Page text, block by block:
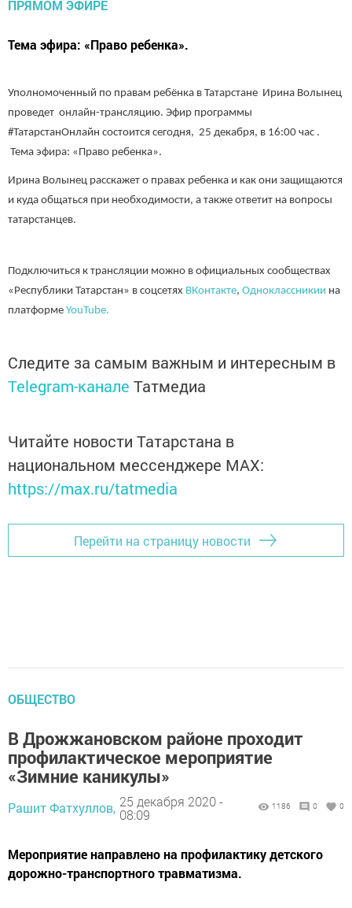
Тема эфира: «Право ребенка».
Уполномоченный по правам ребёнка в Татарстане Ирина Волынец
проведет онлайн-трансляцию. Эфир программы
#ТатарстанОнлайн состоится сегодня, 25 декабря, в 16:00 час .
Тема эфира: «Право ребенка».
Ирина Волынец расскажет о правах ребенка и как они защищаются
и куда общаться при необходимости, а также ответит на вопросы
татарстанцев.
Подключиться к трансляции можно в официальных сообществах
«Республики Татарстан» в соцсетях ВКонтакте, Одноклассникии на
платформе YouTube.
Следите за самым важным и интересным в
Telegram-канале Татмедиа
Читайте новости Татарстана в
национальном мессенджере MАХ:
https://max.ru/tatmedia
Перейти на страницу новости
ОБЩЕСТВО
В Дрожжановском районе проходит
профилактическое мероприятие
«Зимние каникулы»
Рашит Фатхуллов, 25 декабря 2020 -
08:09
1186 0 0
Мероприятие направлено на профилактику детского
дорожно-транспортного травматизма.